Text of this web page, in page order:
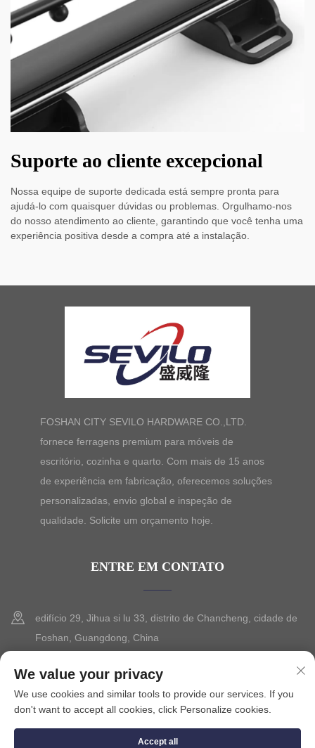
Suporte ao cliente excepcional
Nossa equipe de suporte dedicada está sempre pronta para
ajudá-lo com quaisquer dúvidas ou problemas. Orgulhamo-nos
do nosso atendimento ao cliente, garantindo que você tenha uma
experiência positiva desde a compra até a instalação.
FOSHAN CITY SEVILO HARDWARE CO.,LTD.
fornece ferragens premium para móveis de
escritório, cozinha e quarto. Com mais de 15 anos
de experiência em fabricação, oferecemos soluções
personalizadas, envio global e inspeção de
qualidade. Solicite um orçamento hoje.
ENTRE EM CONTATO
edifício 29, Jihua si lu 33, distrito de Chancheng, cidade de
Foshan, Guangdong, China
+86-13630015425
[email protected]
Direitos autorais © 2025 por FOSHAN CITY SEVILO HARDWARE
We value your privacy
We use cookies and similar tools to provide our services. If you
don't want to accept all cookies, click Personalize cookies.
Accept all